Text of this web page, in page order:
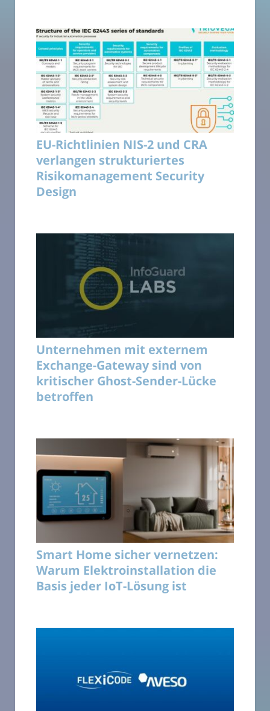
EU-Richtlinien NIS-2 und CRA
verlangen strukturiertes
Risikomanagement Security
Design
Unternehmen mit externem
Exchange-Gateway sind von
kritischer Ghost-Sender-Lücke
betroffen
Smart Home sicher vernetzen:
Warum Elektroinstallation die
Basis jeder IoT-Lösung ist